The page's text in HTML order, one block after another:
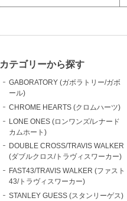
カテゴリーから探す
GABORATORY (ガボラトリー/ガボ
ール)
CHROME HEARTS (クロムハーツ)
LONE ONES (ロンワンズ/レナード
カムホート)
DOUBLE CROSS/TRAVIS WALKER
(ダブルクロス/トラヴィスワーカー)
FAST43/TRAVIS WALKER (ファスト
43/トラヴィスワーカー)
STANLEY GUESS (スタンリーゲス)